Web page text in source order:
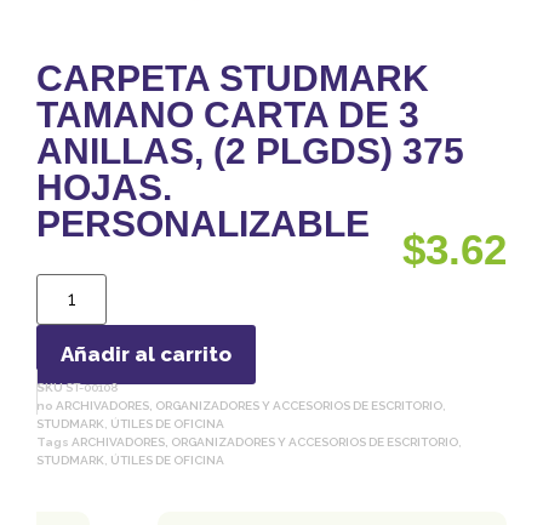
CARPETA STUDMARK
TAMANO CARTA DE 3
ANILLAS, (2 PLGDS) 375
HOJAS.
PERSONALIZABLE
$3.62
Añadir al carrito
SKUST-00108
no ARCHIVADORES, ORGANIZADORES Y ACCESORIOS DE ESCRITORIO
STUDMARK
ÚTILES DE OFICINA
Tags ARCHIVADORES, ORGANIZADORES Y ACCESORIOS DE ESCRITORIO
STUDMARK
ÚTILES DE OFICINA